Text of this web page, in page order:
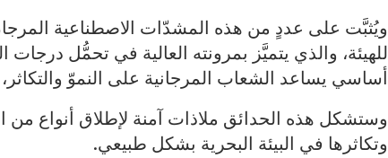
ويُثبَّت على عددٍ من هذه المشدّات الاصطناعية
للهيئة، والذي يتميَّز بمرونته العالية في تحمُّل
أساسي يساعد الشعاب المرجانية على النموّ والتكاثر،
وستشكل هذه الحدائق ملاذات آمنة لإطلاق أنواع من
وتكاثرها في البيئة البحرية بشكل طبيعي.